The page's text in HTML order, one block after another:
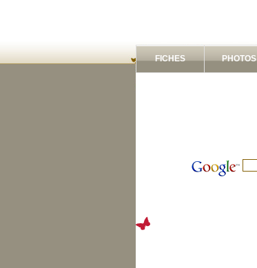
FICHES PHOTOS